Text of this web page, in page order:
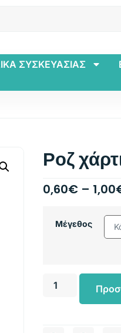
ΣΥΣΚΕΥΑΣΙΑΣ
Ροζ
0,60€ – 1,00
Μέγεθος